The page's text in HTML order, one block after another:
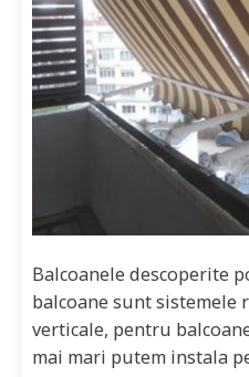
Balcoanele descoperite
balcoane sunt sistemele
verticale, pentru
mai mari putem instala